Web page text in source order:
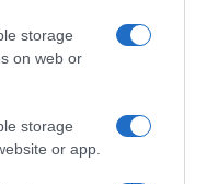
storage
on web or
storage
or app.